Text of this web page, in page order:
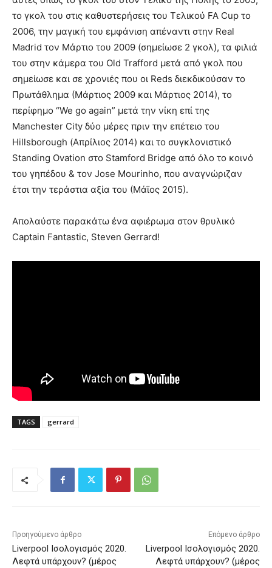
το γκολ του στις καθυστερήσεις του Τελικού FA Cup το
2006, την μαγική του εμφάνιση απέναντι στην Real
Madrid τον Μάρτιο του 2009 (σημείωσε 2 γκολ), τα φιλιά
του στην κάμερα του Old Trafford μετά από γκολ που
σημείωσε και σε χρονιές που οι Reds διεκδικούσαν το
Πρωτάθλημα (Μάρτιος 2009 και Μάρτιος 2014), το
περίφημο “We go again” μετά την νίκη επί της
Manchester City δύο μέρες πριν την επέτειο του
Hillsborough (Απρίλιος 2014) και το συγκλονιστικό
Standing Ovation στο Stamford Bridge από όλο το κοινό
του γηπέδου & τον Jose Mourinho, που αναγνώριζαν
έτσι την τεράστια αξία του (Μάϊος 2015).
Απολαύστε παρακάτω ένα αφιέρωμα στον θρυλικό
Captain Fantastic, Steven Gerrard!
TAGS gerrard
Προηγούμενο άρθρο
Liverpool Ισολογισμός 2020.
Λεφτά υπάρχουν? (μέρος
Επόμενο άρθρο
Liverpool Ισολογισμός 2020.
Λεφτά υπάρχουν? (μέρος